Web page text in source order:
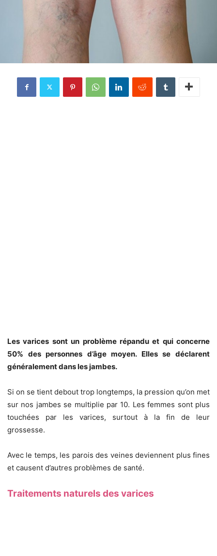
Les varices sont un problème répandu et qui concerne
50% des personnes d’âge moyen. Elles se déclarent
généralement dans les jambes.
Si on se tient debout trop longtemps, la pression qu’on met
sur nos jambes se multiplie par 10. Les femmes sont plus
touchées par les varices, surtout à la fin de leur
grossesse.
Avec le temps, les parois des veines deviennent plus fines
et causent d’autres problèmes de santé.
Traitements naturels des varices